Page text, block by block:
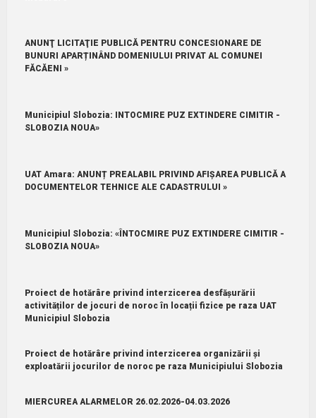
ANUNŢ LICITAŢIE PUBLICĂ PENTRU CONCESIONARE DE
BUNURI APARȚINÂND DOMENIULUI PRIVAT AL COMUNEI
FĂCĂENI »
Municipiul Slobozia: INTOCMIRE PUZ EXTINDERE CIMITIR -
SLOBOZIA NOUA»
UAT Amara: ANUNȚ PREALABIL PRIVIND AFIȘAREA PUBLICĂ A
DOCUMENTELOR TEHNICE ALE CADASTRULUI »
Municipiul Slobozia: «ÎNTOCMIRE PUZ EXTINDERE CIMITIR -
SLOBOZIA NOUA»
Proiect de hotărâre privind interzicerea desfășurării
activităților de jocuri de noroc în locații fizice pe raza UAT
Municipiul Slobozia
Proiect de hotărâre privind interzicerea organizării și
exploatării jocurilor de noroc pe raza Municipiului Slobozia
MIERCUREA ALARMELOR 26.02.2026-04.03.2026